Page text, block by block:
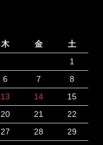
木 金
土
1
6 7
8
13 14
15
20 21
22
27 28
29